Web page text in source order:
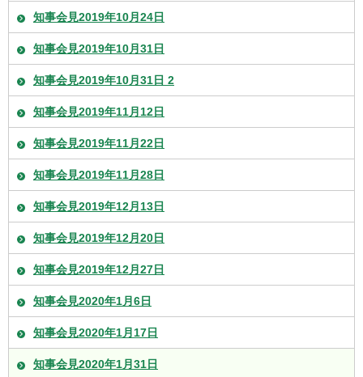
知事会見2019年10月24日
知事会見2019年10月31日
知事会見2019年10月31日 2
知事会見2019年11月12日
知事会見2019年11月22日
知事会見2019年11月28日
知事会見2019年12月13日
知事会見2019年12月20日
知事会見2019年12月27日
知事会見2020年1月6日
知事会見2020年1月17日
知事会見2020年1月31日